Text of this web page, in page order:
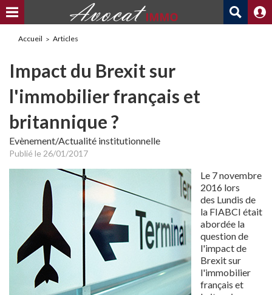
Accueil Articles
Impact du Brexit sur
l'immobilier français et
britannique ?
Evènement/Actualité institutionnelle
Publié le 26/01/2017
Le 7 novembre
2016 lors
des Lundis de
la FIABCI était
abordée la
question de
l'impact de
Brexit sur
l'immobilier
français et